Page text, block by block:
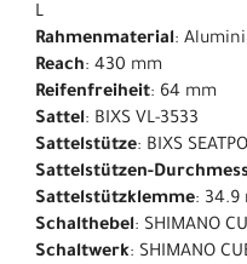
L
Rahmenmaterial:
Reach: 430 mm
Reifenfreiheit: 64 mm
Sattel: BIXS VL-3533
Sattelstütze: BIXS
Sattelstützen-
Sattelstützklemme: 34.9
Schalthebel: SHIMANO
Schaltwerk: SHIMANO